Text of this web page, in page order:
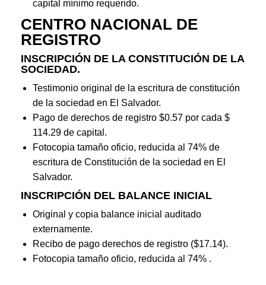
capital mínimo requerido.
CENTRO NACIONAL DE
REGISTRO
INSCRIPCIÓN DE LA CONSTITUCIÓN DE LA
SOCIEDAD.
Testimonio original de la escritura de constitución
de la sociedad en El Salvador.
Pago de derechos de registro $0.57 por cada $
114.29 de capital.
Fotocopia tamaño oficio, reducida al 74% de
escritura de Constitución de la sociedad en El
Salvador.
INSCRIPCIÓN DEL BALANCE INICIAL
Original y copia balance inicial auditado
externamente.
Recibo de pago derechos de registro ($17.14).
Fotocopia tamaño oficio, reducida al 74% .